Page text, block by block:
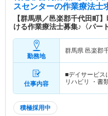
スセンターの作業療法士
【群馬県／邑楽郡千代田町
ける作業療法士募集♪〈パート
勤務地
群馬県 邑楽郡
仕事内容
■デイサービス
リハビリ ・書
積極採用中